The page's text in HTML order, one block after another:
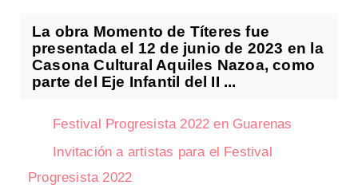
La obra Momento de Títeres fue
presentada el 12 de junio de 2023 en la
Casona Cultural Aquiles Nazoa, como
parte del Eje Infantil del II ...
Festival Progresista 2022 en Guarenas
Invitación a artistas para el Festival
Progresista 2022